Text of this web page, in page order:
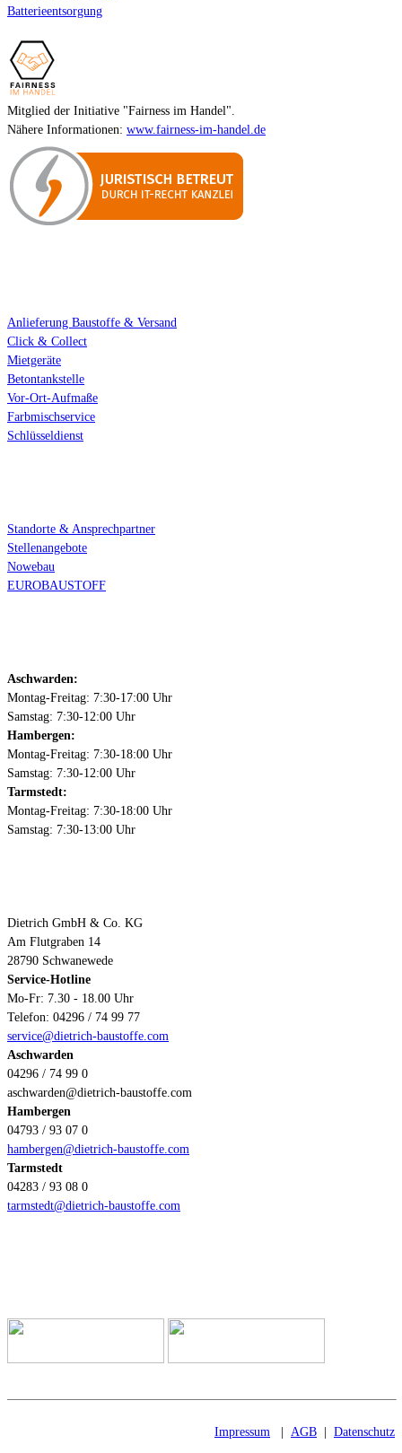
Batterieentsorgung
Mitglied der Initiative "Fairness im Handel".
Nähere Informationen: www.fairness-im-handel.de
Anlieferung Baustoffe & Versand
Click & Collect
Mietgeräte
Betontankstelle
Vor-Ort-Aufmaße
Farbmischservice
Schlüsseldienst
Standorte & Ansprechpartner
Stellenangebote
Nowebau
EUROBAUSTOFF
Aschwarden:
Montag-Freitag: 7:30-17:00 Uhr
Samstag: 7:30-12:00 Uhr
Hambergen:
Montag-Freitag: 7:30-18:00 Uhr
Samstag: 7:30-12:00 Uhr
Tarmstedt:
Montag-Freitag: 7:30-18:00 Uhr
Samstag: 7:30-13:00 Uhr
Dietrich GmbH & Co. KG
Am Flutgraben 14
28790 Schwanewede
Service-Hotline
Mo-Fr: 7.30 - 18.00 Uhr
Telefon: 04296 / 74 99 77
service@dietrich-baustoffe.com
Aschwarden
04296 / 74 99 0
aschwarden@dietrich-baustoffe.com
Hambergen
04793 / 93 07 0
hambergen@dietrich-baustoffe.com
Tarmstedt
04283 / 93 08 0
tarmstedt@dietrich-baustoffe.com
Impressum AGB Datenschutz